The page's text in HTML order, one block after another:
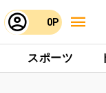
0P
スポーツ